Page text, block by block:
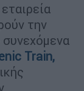
την
Train,